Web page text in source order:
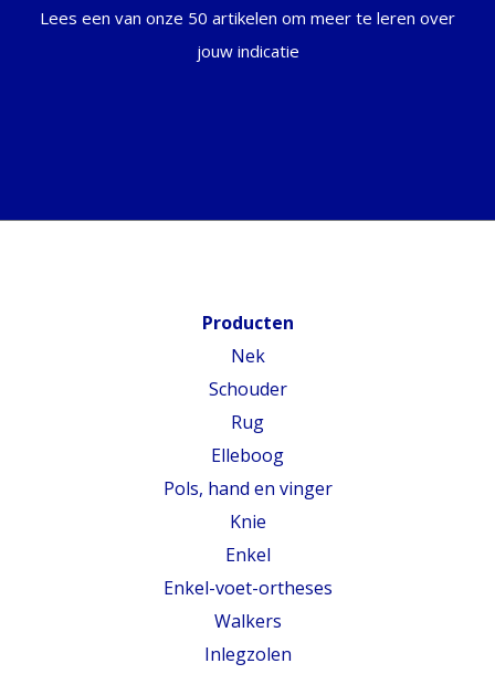
Lees een van onze 50 artikelen om meer te leren over
jouw indicatie
Producten
Nek
Schouder
Rug
Elleboog
Pols, hand en vinger
Knie
Enkel
Enkel-voet-ortheses
Walkers
Inlegzolen